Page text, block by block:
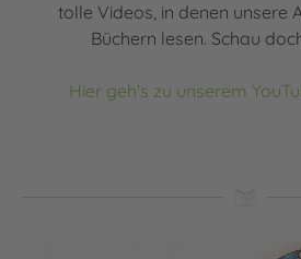
tolle Videos, in denen unsere
Büchern lesen. Schau
Hier geh's zu unserem